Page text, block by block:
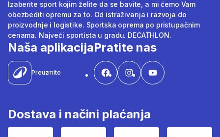
Izaberite sport kojim želite da se bavite, a mi ćemo Vam
obezbediti opremu za to. Od istraživanja i razvoja do
proizvodnje i logistike. Sportska oprema po pristupačnim
cenama. Najveći sportista u gradu. DECATHLON.
Naša aplikacija
Preuzmite
Pratite nas
Dostava i načini plaćanja